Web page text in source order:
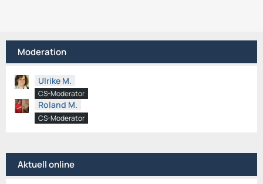
Moderation
Ulrike M.
CS-Moderator
Roland M.
CS-Moderator
Aktuell online